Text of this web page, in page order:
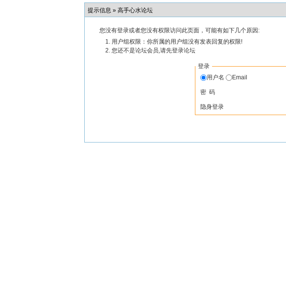
提示信息 » 高手心水论坛
您没有登录或者您没有权限访问此页面，可能有如下几个原因:
用户组权限：你所属的用户组没有发表回复的权限!
您还不是论坛会员,请先登录论坛
登录
用户名
Email
密 码
隐身登录